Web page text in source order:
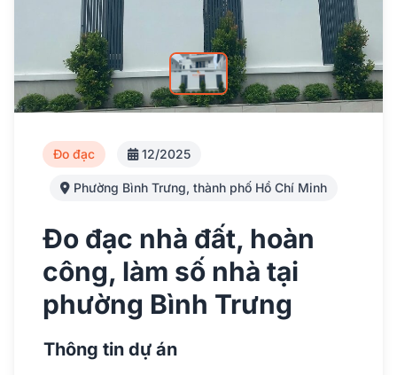
Đo đạc 12/2025
Phường Bình Trưng, thành phố Hồ Chí Minh
Đo đạc nhà đất, hoàn
công, làm số nhà tại
phường Bình Trưng
Thông tin dự án